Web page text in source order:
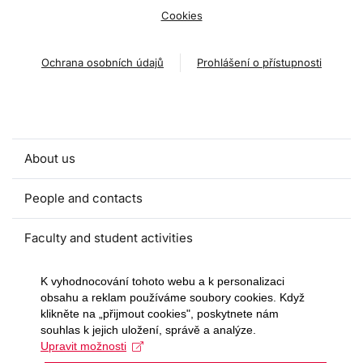
Cookies
Ochrana osobních údajů Prohlášení o přístupnosti
About us
People and contacts
Faculty and student activities
Projects and strategic partnerships
Documents
European sustainable development week
K vyhodnocování tohoto webu a k personalizaci
obsahu a reklam používáme soubory cookies. Když
klikněte na „přijmout cookies", poskytnete nám
souhlas k jejich uložení, správě a analýze.
Upravit možnosti